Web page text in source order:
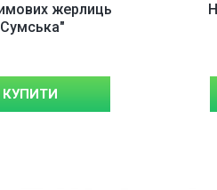
жерлиць
КУПИТИ